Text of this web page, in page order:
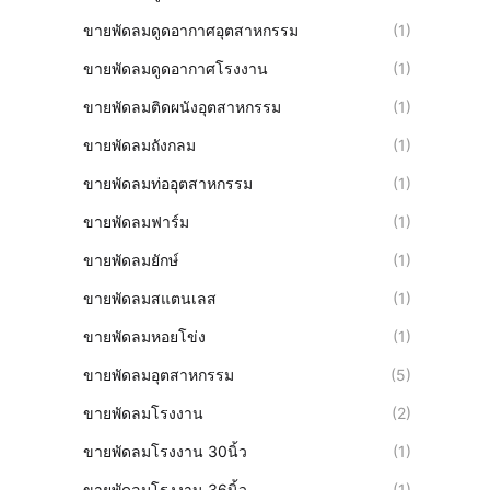
ขายพัดลมดูดอากาศอุตสาหกรรม (1)
ขายพัดลมดูดอากาศโรงงาน (1)
ขายพัดลมติดผนังอุตสาหกรรม (1)
ขายพัดลมถังกลม (1)
ขายพัดลมท่ออุตสาหกรรม (1)
ขายพัดลมฟาร์ม (1)
ขายพัดลมยักษ์ (1)
ขายพัดลมสแตนเลส (1)
ขายพัดลมหอยโข่ง (1)
ขายพัดลมอุตสาหกรรม (5)
ขายพัดลมโรงงาน (2)
ขายพัดลมโรงงาน 30นิ้ว (1)